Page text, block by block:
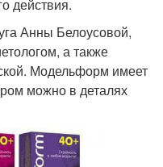
действия.
Анны Белоусовой,
а также
Модельформ имеет
можно в деталях